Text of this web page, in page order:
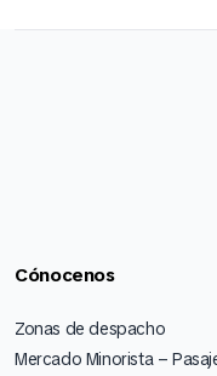
Cónocenos
Zonas de despacho
Mercado Minorista –